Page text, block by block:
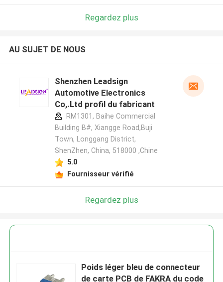
Regardez plus
AU SUJET DE NOUS
Shenzhen Leadsign
Automotive Electronics
Co,.Ltd profil du fabricant
RM1301, Baihe Commercial
Building B#, Xiangge Road,Buji
Town, Longgang District,
ShenZhen, China, 518000 ,Chine
5.0
Fournisseur vérifié
Regardez plus
Poids léger bleu de connecteur
de carte PCB de FAKRA du code